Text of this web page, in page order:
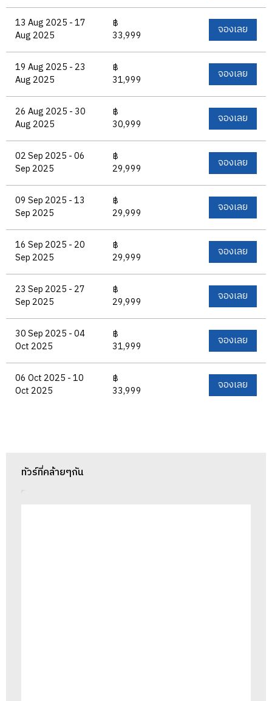
13 Aug 2025 - 17
Aug 2025
฿
33,999
จองเลย
19 Aug 2025 - 23
Aug 2025
฿
31,999
จองเลย
26 Aug 2025 - 30
Aug 2025
฿
30,999
จองเลย
02 Sep 2025 - 06
Sep 2025
฿
29,999
จองเลย
09 Sep 2025 - 13
Sep 2025
฿
29,999
จองเลย
16 Sep 2025 - 20
Sep 2025
฿
29,999
จองเลย
23 Sep 2025 - 27
Sep 2025
฿
29,999
จองเลย
30 Sep 2025 - 04
Oct 2025
฿
31,999
จองเลย
06 Oct 2025 - 10
Oct 2025
฿
33,999
จองเลย
ทัวร์ที่คล้ายๆกัน